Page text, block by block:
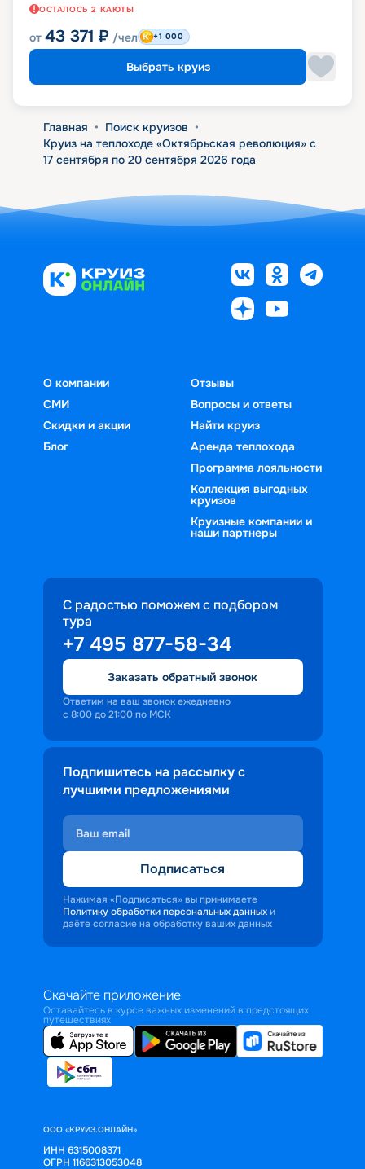
ОСТАЛОСЬ 2 КАЮТЫ
от 43 371 ₽ /чел +1 000
Выбрать круиз
Главная • Поиск круизов •
Круиз на теплоходе «Октябрьская революция» с
17 сентября по 20 сентября 2026 года
О компании
СМИ
Скидки и акции
Блог
Отзывы
Вопросы и ответы
Найти круиз
Аренда теплохода
Программа лояльности
Коллекция выгодных
круизов
Круизные компании и
наши партнеры
С радостью поможем с подбором
тура
+7 495 877-58-34
Заказать обратный звонок
Ответим на ваш звонок ежедневно
с 8:00 до 21:00 по МСК
Подпишитесь на рассылку с
лучшими предложениями
Подписаться
Нажимая «Подписаться» вы принимаете
Политику обработки персональных данных и
даёте согласие на обработку ваших данных
Скачайте приложение
Оставайтесь в курсе важных изменений в предстоящих
путешествиях
ООО «КРУИЗ.ОНЛАЙН»
ИНН 6315008371
ОГРН 1166313053048